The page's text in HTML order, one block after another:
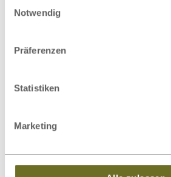
haben.
Notwendig
Präferenzen
Statistiken
Marketing
Beimöbel